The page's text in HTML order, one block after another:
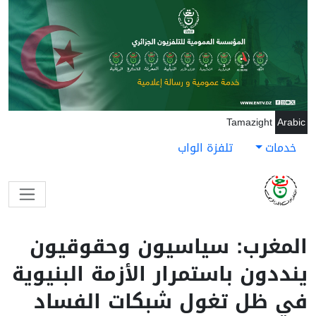
تجاوز إلى المحتوى الرئيسي
Arabic
Tamazight
خدمات تلفزة الواب
المغرب: سياسيون وحقوقيون
ينددون باستمرار الأزمة البنيوية
في ظل تغول شبكات الفساد